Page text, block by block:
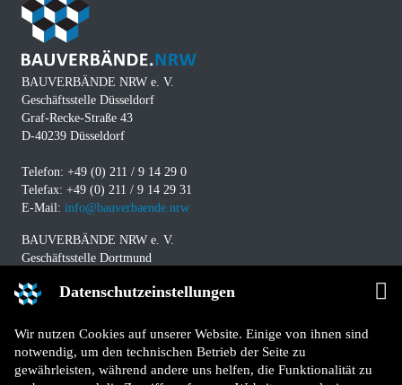
Datenschutzeinstellungen
Wir nutzen Cookies auf unserer Website. Einige von ihnen sind
notwendig, um den technischen Betrieb der Seite zu
gewährleisten, während andere uns helfen, die Funktionalität zu
BAUVERBÄNDE NRW e. V.
Geschäftsstelle Düsseldorf
Graf-Recke-Straße 43
D-40239 Düsseldorf
Telefon: +49 (0) 211 / 9 14 29 0
Telefax: +49 (0) 211 / 9 14 29 31
E-Mail: info@bauverbaende.nrw
BAUVERBÄNDE NRW e. V.
Geschäftsstelle Dortmund
D-44141 Dortmund
Telefon: +49 (0) 231 / 94 11 580
Telefax: +49 (0) 231 / 94 11 5840
E-Mail:info@bauverbaende.nrw